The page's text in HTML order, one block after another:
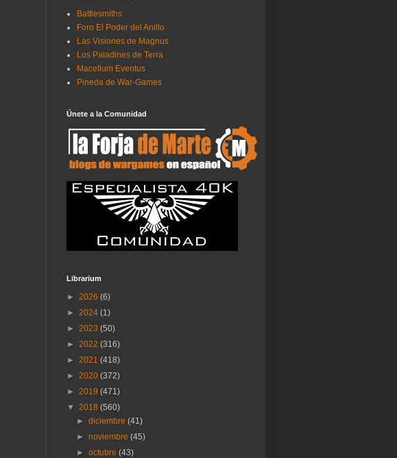
Battlesmiths
Foro El Poder del Anillo
Las Visiones de Magnus
Los Paladines de Terra
Macellum Eventus
Pineda de War-Games
Únete a la Comunidad
Librarium
► 2026 (6)
► 2024 (1)
► 2023 (50)
► 2022 (316)
► 2021 (418)
► 2020 (372)
► 2019 (471)
▼ 2018 (560)
►diciembre(41)
►noviembre(45)
►octubre(43)